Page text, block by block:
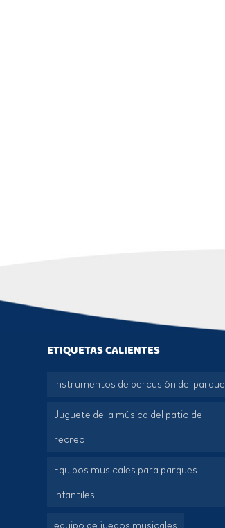
ETIQUETAS CALIENTES
Instrumentos de percusión del parque
Juguete de la música del patio de
recreo
Equipos musicales para parques
infantiles
equipo de juegos musicales